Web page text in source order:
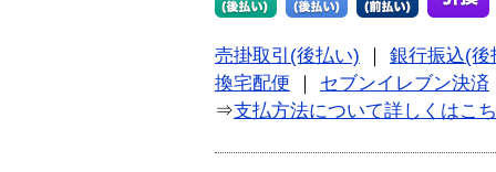
売掛取引(後払い) ｜ 銀行振込(後
換宅配便 ｜ セブンイレブン決済
⇒支払方法について詳しくはこ